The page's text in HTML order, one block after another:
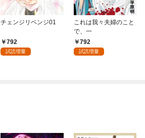
チェンジリベンジ01
792
試読増量
これは我々夫婦のこと
で、一
792
試読増量